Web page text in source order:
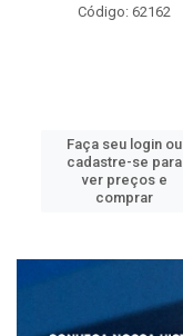
Código: 62162
Faça seu login ou
cadastre-se para
ver preços e
comprar